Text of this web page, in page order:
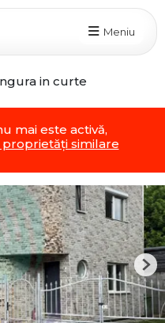
Meniu
in curte
mai este activă,
proprietăți similare